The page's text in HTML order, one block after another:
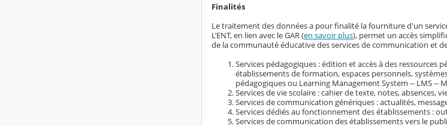
Finalités
Le traitement des données a pour finalité la fourniture d'un
L’ENT, en lien avec le GAR (en savoir plus), permet un accès
de la communauté éducative des services de communication et
Services pédagogiques : édition et accès à des
établissements de formation, espaces personnels,
pédagogiques ou Learning Management System -- LMS --
Services de vie scolaire : cahier de texte, notes, absences,
Services de communication génériques : actualités,
Services dédiés au fonctionnement des établissements :
Services de communication des établissements vers le